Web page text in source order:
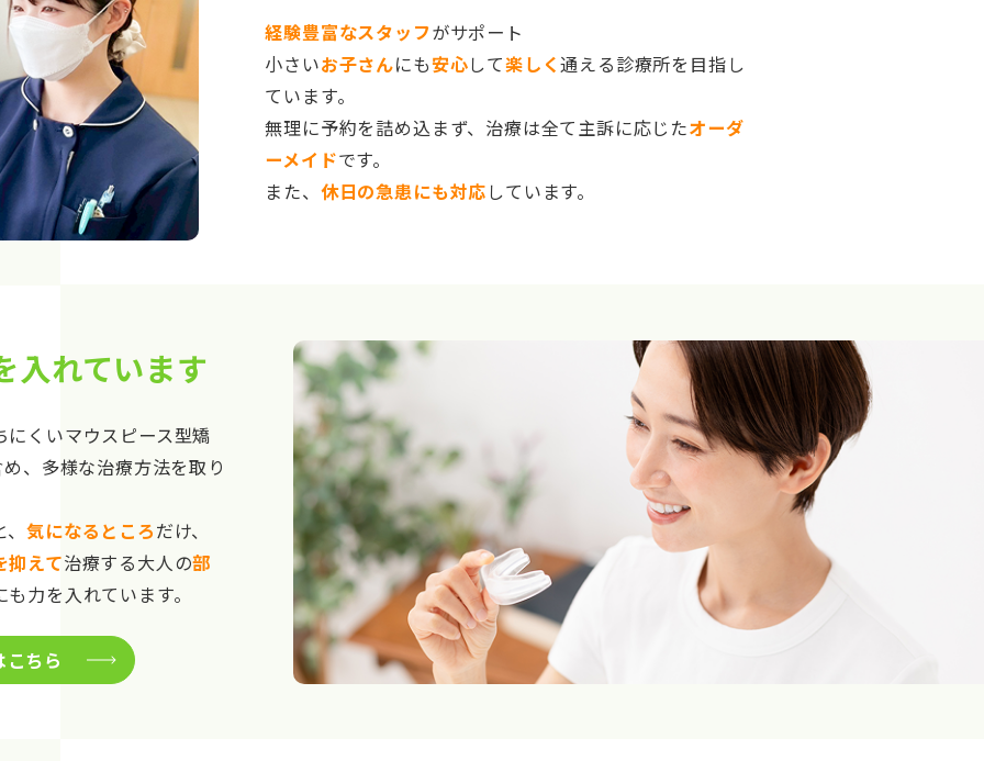
経験豊富なスタッフがサポート
小さいお子さんにも安心して楽しく通える診療所を目指し
ています。
無理に予約を詰め込まず、治療は全て主訴に応じたオーダ
ーメイドです。
また、 休日の急患にも対応 しています。
入れています
くいマウスピース型矯
、多様な治療方法を取り
、気になるところだけ、
抑えて治療する大人の部
も力を入れています。
ちら